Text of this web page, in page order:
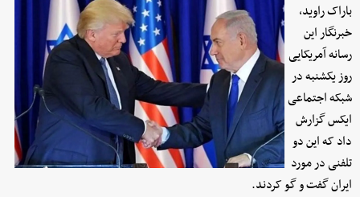
باراک راوید،
خبرنگار این
رسانه آمریکایی
روز یکشنبه در
شبکه اجتماعی
ایکس گزارش
داد که این دو
تلفنی در مورد
ایران گفت و گو کردند.